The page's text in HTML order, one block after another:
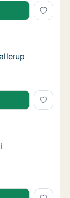
Storkøbenhavn